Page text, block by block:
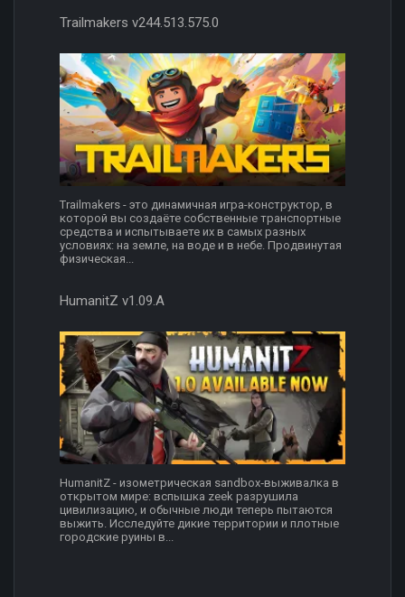
Trailmakers v244.513.575.0
Trailmakers - это динамичная игра-конструктор, в
которой вы создаёте собственные транспортные
средства и испытываете их в самых разных
условиях: на земле, на воде и в небе. Продвинутая
физическая...
HumanitZ v1.09.A
HumanitZ - изометрическая sandbox‑выживалка в
открытом мире: вспышка zeek разрушила
цивилизацию, и обычные люди теперь пытаются
выжить. Исследуйте дикие территории и плотные
городские руины в...